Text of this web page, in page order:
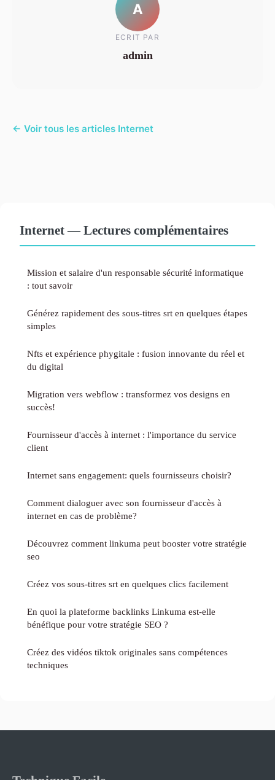
A
ECRIT PAR
admin
← Voir tous les articles Internet
Internet — Lectures complémentaires
Mission et salaire d'un responsable sécurité informatique
: tout savoir
Générez rapidement des sous-titres srt en quelques étapes
simples
Nfts et expérience phygitale : fusion innovante du réel et
du digital
Migration vers webflow : transformez vos designs en
succès!
Fournisseur d'accès à internet : l'importance du service
client
Internet sans engagement: quels fournisseurs choisir?
Comment dialoguer avec son fournisseur d'accès à
internet en cas de problème?
Découvrez comment linkuma peut booster votre stratégie
seo
Créez vos sous-titres srt en quelques clics facilement
En quoi la plateforme backlinks Linkuma est-elle
bénéfique pour votre stratégie SEO ?
Créez des vidéos tiktok originales sans compétences
techniques